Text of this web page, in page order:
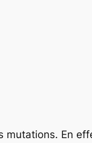
En